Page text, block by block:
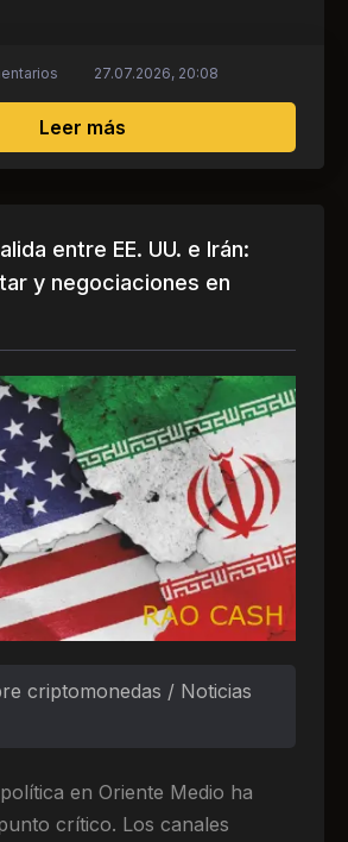
Leer mássobre Por qué las
27.07.2026, 20:08
entre EE. UU. e Irán:
y negociaciones en
criptomonedas / Noticias
en Oriente Medio ha
crítico. Los canales